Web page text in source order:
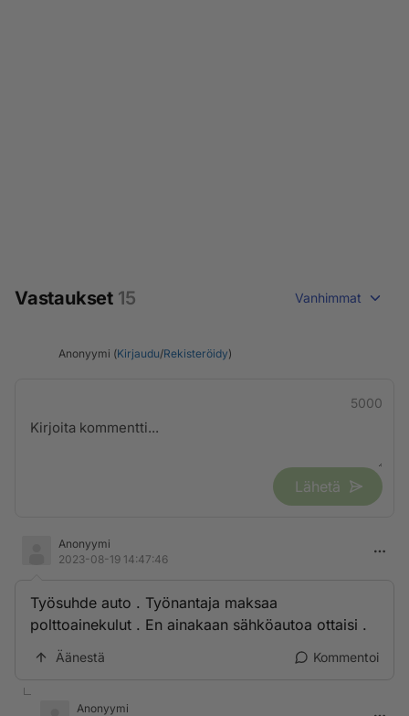
Vastaukset 15 Vanhimmat
Anonyymi (Kirjaudu/Rekisteröidy)
5000
Lähetä
Anonyymi
2023-08-19 14:47:46
Työsuhde auto . Työnantaja maksaa
polttoainekulut . En ainakaan sähköautoa ottaisi .
Äänestä Kommentoi
Anonyymi